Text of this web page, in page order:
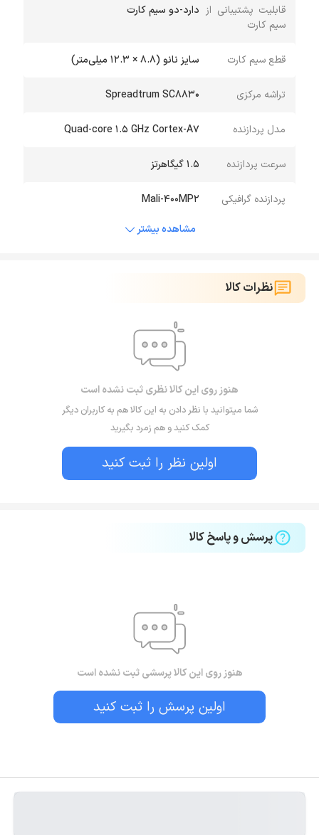
قابلیت پشتیبانی از
سیم کارت
دارد-دو سیم کارت
قطع سیم کارت سایز نانو (8.8 × 12.3 میلی‌متر)
تراشه مرکزی Spreadtrum SC8830
مدل پردازنده Quad-core 1.5 GHz Cortex-A7
سرعت پردازنده 1.5 گیگاهرتز
پردازنده گرافیکی
Mali-400MP2
مشاهده بیشتر
نظرات کالا
هنوز روی این کالا نظری ثبت نشده است
شما میتوانید با نظر دادن به این کالا هم به کاربران دیگر
کمک کنید و هم زمرد بگیرید
اولین نظر را ثبت کنید
پرسش و پاسخ کالا
هنوز روی این کالا پرسشی ثبت نشده است
اولین پرسش را ثبت کنید